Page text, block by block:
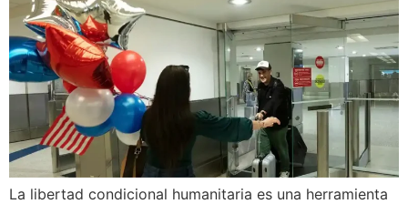
La libertad condicional humanitaria es una herramienta